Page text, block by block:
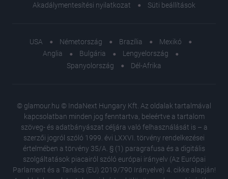
Akadálymentesítési nyilatkozat
Süti beállítások
USA Németország Brazília
Mexikó
Anglia
Bulgária
Lengyelország
Spanyolország
Dél-Afrika
© glamour.hu © IndaNext Hungary Kft. Az oldalak tartalmával
kapcsolatban minden jog fenntartva, beleértve a tartalom
szöveg- és adatbányászat céljára való felhasználását is – a
szerzői jogról szóló 1999. évi LXXVI. törvény rendelkezései
értelmében a törvény 35/A. § (1) paragrafusa és a digitális
szolgáltatások piacairól szóló európai irányelv (Az Európai
Parlament és a Tanács (EU) 2019/790 Irányelve) 4. cikke alapján!